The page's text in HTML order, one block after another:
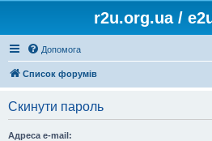
r2u.org.ua /
Допомога
Список форумів
Скинути пароль
Адреса e-mail: